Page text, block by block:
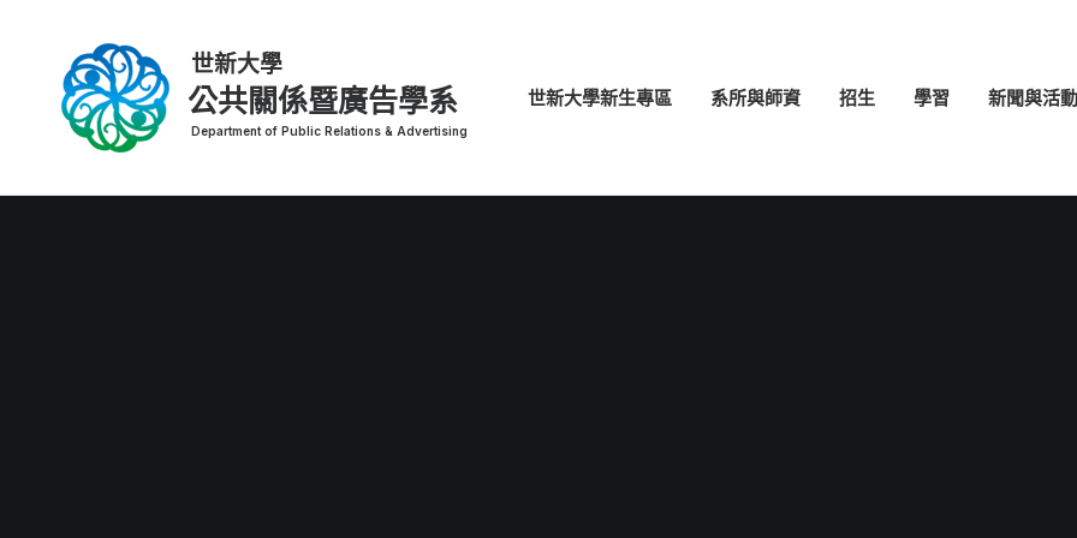
公共關係暨廣告學系 世新大學新生專區 系所與師資 招生 學習 新聞與活動